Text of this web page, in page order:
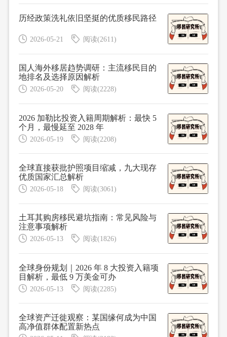
历经政策洗礼依旧坚挺的优质移民路径
2026-05-21 阅读(2611)
国人海外移居趋势调研：主流移民目的
地排名及选择原因解析
2026-05-20 阅读(2228)
2026 加勒比投资入籍周期解析：最快 5
个月，最慢延至 2028 年
2026-05-19 阅读(2208)
全球直接获批护照项目缩减，九大现存
优质国家汇总解析
2026-05-18 阅读(3061)
土耳其购房移民避坑指南：常见风险与
注意事项解析
2026-05-13 阅读(1826)
全球身份规划｜2026 年 8 大投资入籍项
目解析，最低 9 万美金可办
2026-05-13 阅读(2285)
全球资产迁徙观察：某国缘何成为中国
高净值群体配置新热点